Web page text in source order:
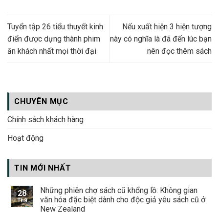
CHUYÊN MỤC
Chính sách khách hàng
Hoạt động
TIN MỚI NHẤT
28
Th8
Những phiên chợ sách cũ khổng lồ: Không gian
văn hóa đặc biệt dành cho độc giả yêu sách cũ ở
New Zealand
Tuyển tập 26 tiểu thuyết kinh
điển được dựng thành phim
ăn khách nhất mọi thời đại
Nếu xuất hiện 3 hiện tượng
này có nghĩa là đã đến lúc bạn
nên đọc thêm sách